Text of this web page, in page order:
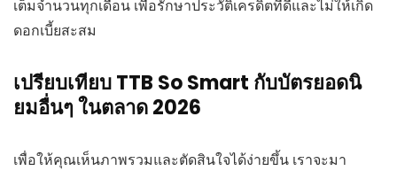
เต็มจำนวนทุกเดือน เพื่อรักษาประวัติเครดิตที่ดีและไม่ให้เกิด
ดอกเบี้ยสะสม
เปรียบเทียบ TTB So Smart กับบัตรยอดนิ
ยมอื่นๆ ในตลาด 2026
เพื่อให้คุณเห็นภาพรวมและตัดสินใจได้ง่ายขึ้น เราจะมา